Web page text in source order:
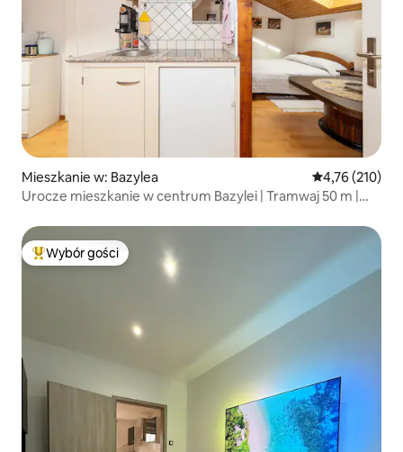
Mieszkanie w: Bazylea Średnia
4,76 (210)
Urocze mieszkanie w centrum Bazylei | Tramwaj 50 m |
Najpopularniejsze z kategorii Wybór gości
Wybór gości